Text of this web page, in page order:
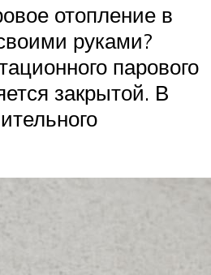
отопление в
руками?
парового
закрытой. В